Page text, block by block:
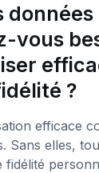
vous
?
efficace
Sans elles,
fidélité